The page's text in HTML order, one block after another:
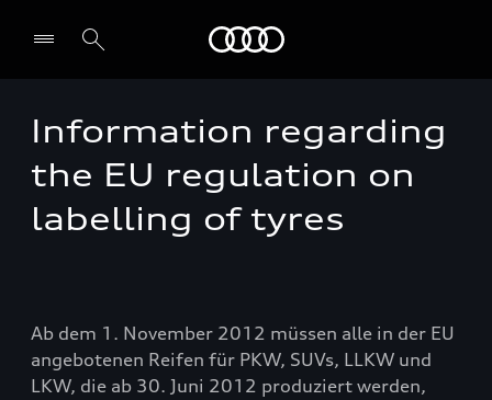
Select dealer
Information regarding
the EU regulation on
labelling of tyres
Ab dem 1. November 2012 müssen alle in der EU
angebotenen Reifen für PKW, SUVs, LLKW und
LKW, die ab 30. Juni 2012 produziert werden,